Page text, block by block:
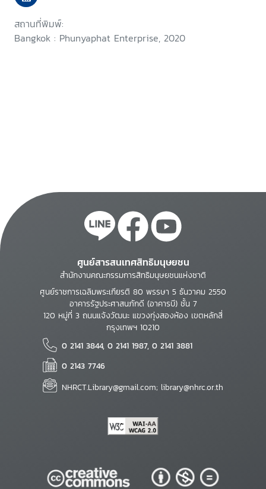
สถานที่พิมพ์:
Bangkok : Phunyaphat Enterprise, 2020
ศูนย์สารสนเทศสิทธิมนุษยชน
สำนักงานคณะกรรมการสิทธิมนุษยชนแห่งชาติ
ศูนย์ราชการเฉลิมพระเกียรติ 80 พรรษา 5 ธันวาคม 2550
อาคารรัฐประศาสนภักดี (อาคารบี) ชั้น 7
120 หมู่ที่ 3 ถนนแจ้งวัฒนะ แขวงทุ่งสองห้อง เขตหลักสี่
กรุงเทพฯ 10210
0 2141 3844, 0 2141 1987, 0 2141 3881
0 2143 7746
NHRCT.Library@gmail.com; library@nhrc.or.th